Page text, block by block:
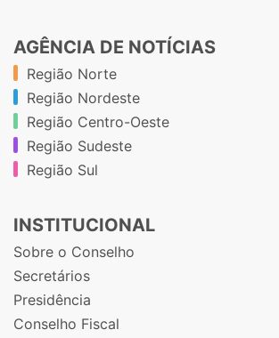
AGÊNCIA DE NOTÍCIAS
Região Norte
Região Nordeste
Região Centro-Oeste
Região Sudeste
Região Sul
INSTITUCIONAL
Sobre o Conselho
Secretários
Presidência
Conselho Fiscal